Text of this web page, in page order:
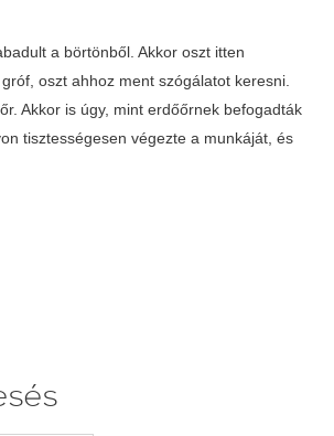
a börtönből. Akkor oszt itten
oszt ahhoz ment szógálatot keresni.
Akkor is úgy, mint erdőőrnek befogadták
tisztességesen végezte a munkáját, és